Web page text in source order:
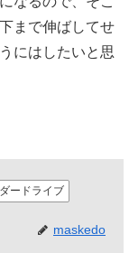
まで伸ばしてせ
にはしたいと思
ードライブ
maskedo